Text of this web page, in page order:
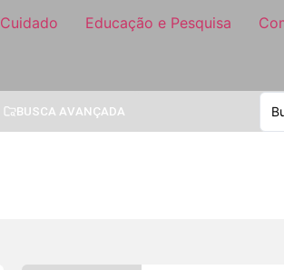
Educação e Pesquisa
BUSCA AVANÇADA